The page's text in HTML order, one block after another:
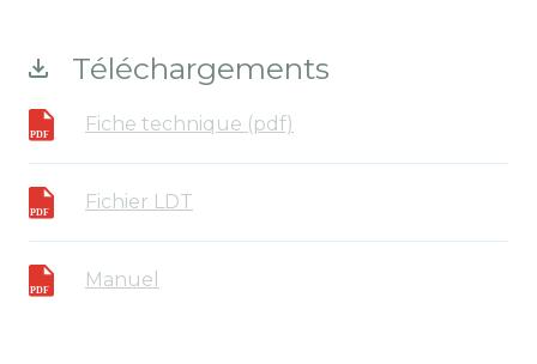
Téléchargements
Fiche technique (pdf)
Fichier LDT
Manuel